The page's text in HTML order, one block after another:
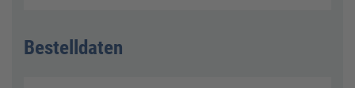
Bestelldaten